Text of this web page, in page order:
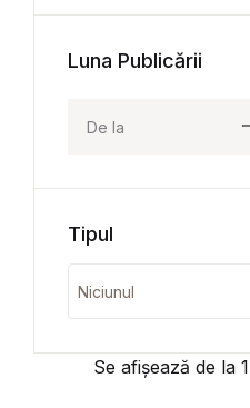
Se afișează de la 1
Luna Publicării
Tipul